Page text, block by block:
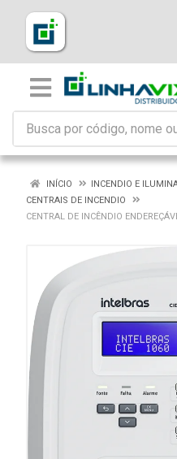
INÍCIO
INCENDIO E
CENTRAIS DE INCENDIO
CENTRAL DE INCÊNDIO